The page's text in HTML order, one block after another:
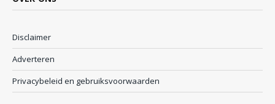
Disclaimer
Adverteren
Privacybeleid en gebruiksvoorwaarden